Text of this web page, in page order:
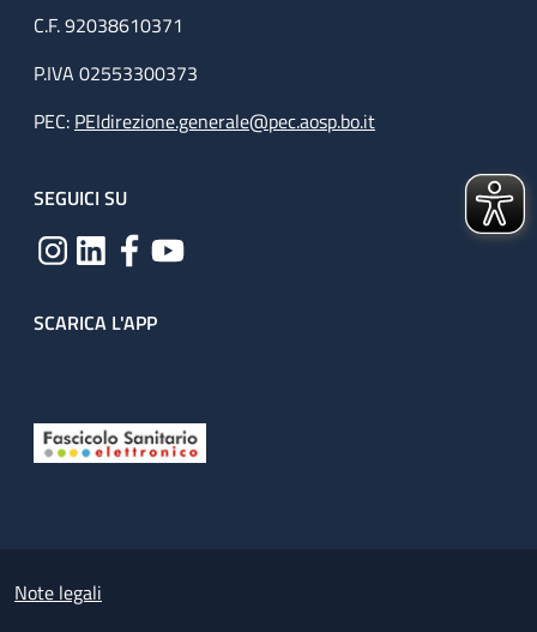
C.F. 92038610371
P.IVA 02553300373
PEC: PEIdirezione.generale@pec.aosp.bo.it
SEGUICI SU
SCARICA L'APP
Small prints
Note legali